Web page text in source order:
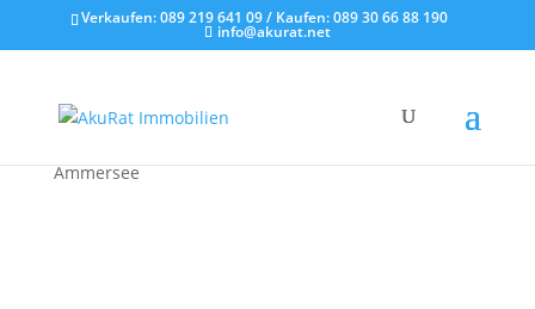
Verkaufen:089 219 641 09/ Kaufen:089 30 66 88 190
info@akurat.net
Ammersee